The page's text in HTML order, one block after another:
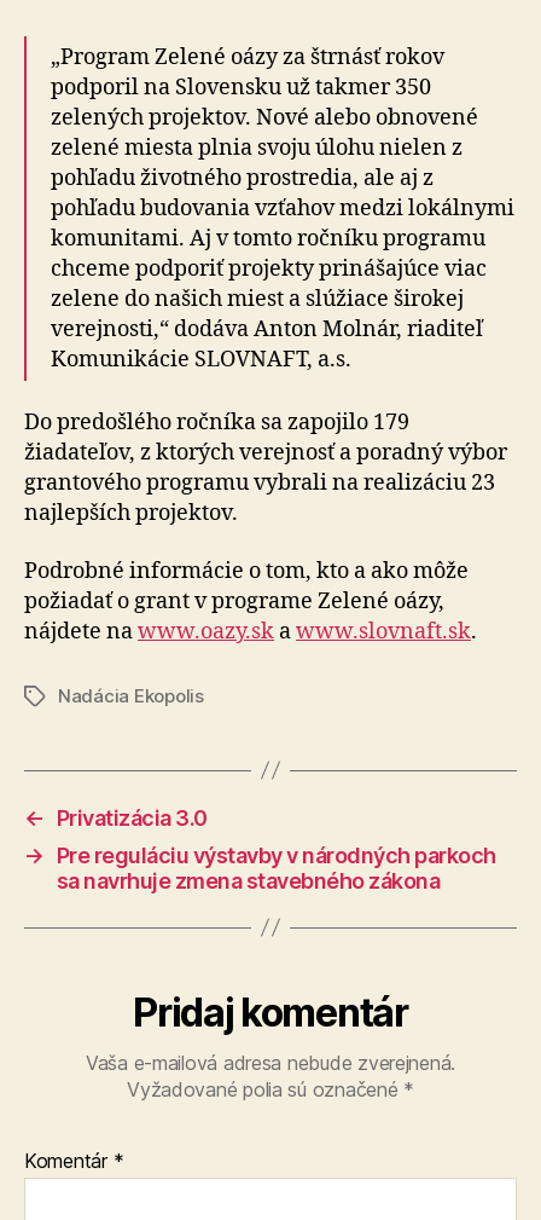
„Program Zelené oázy za štrnásť rokov
podporil na Slovensku už takmer 350
zelených projektov. Nové alebo obnovené
zelené miesta plnia svoju úlohu nielen z
pohľadu životného prostredia, ale aj z
pohľadu budovania vzťahov medzi lokálnymi
komunitami. Aj v tomto ročníku programu
chceme podporiť projekty prinášajúce viac
zelene do našich miest a slúžiace širokej
verejnosti,“ dodáva Anton Molnár, riaditeľ
Komunikácie SLOVNAFT, a.s.
Do predošlého ročníka sa zapojilo 179
žiadateľov, z ktorých verejnosť a poradný výbor
grantového programu vybrali na realizáciu 23
najlepších projektov.
Podrobné informácie o tom, kto a ako môže
požiadať o grant v programe Zelené oázy,
nájdete nawww.oazy.sk awww.slovnaft.sk.
ZnačkyNadácia Ekopolis
←
Privatizácia 3.0
→
Pre reguláciu výstavby v národných parkoch
sa navrhuje zmena stavebného zákona
Pridaj komentár
Vaša e-mailová adresa nebude zverejnená.
Vyžadované polia sú označené *
Komentár *